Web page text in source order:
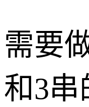
需要
和3串